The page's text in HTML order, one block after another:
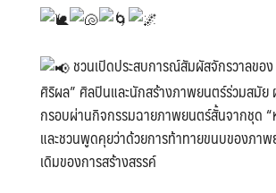
ชวนเปิดประสบการณ์สัมผัสจักรวาลข
ศิริผล” ศิลปินและนักสร้างภาพยนตร์ร่วมสมัย
กรอบผ่านกิจกรรมฉายภาพยนตร์สั้นจากชุด
และชวนพูดคุยว่าด้วยการท้าทายขนบของภา
เดิมของการสร้างสรรค์